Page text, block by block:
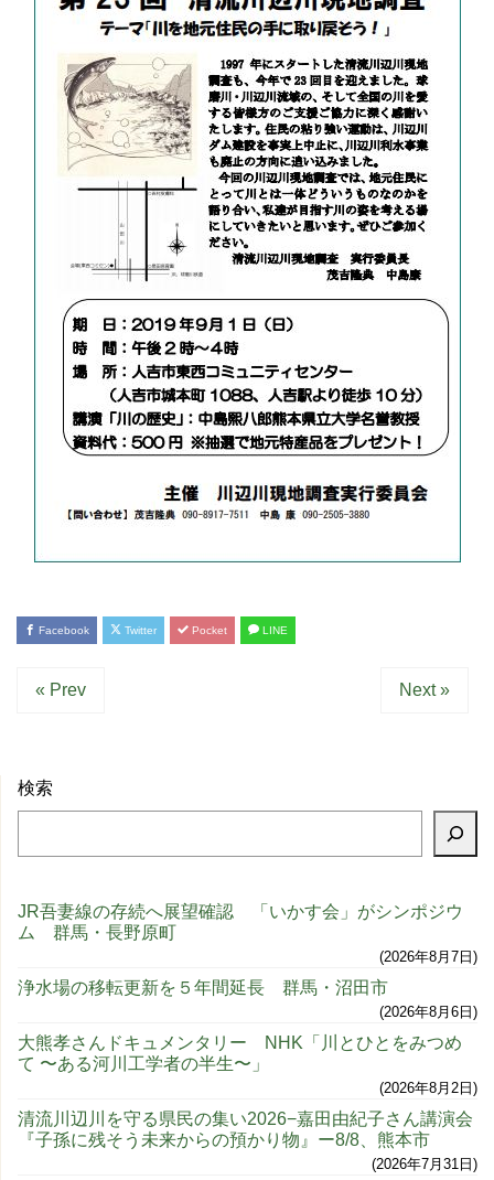
Facebook Twitter Pocket LINE
« Prev Next »
検索
JR吾妻線の存続へ展望確認 「いかす会」がシンポジウ
ム 群馬・長野原町
2026年8月7日
浄水場の移転更新を５年間延長 群馬・沼田市
2026年8月6日
大熊孝さんドキュメンタリー NHK「川とひとをみつめ
て 〜ある河川工学者の半生〜」
2026年8月2日
清流川辺川を守る県民の集い2026−嘉田由紀子さん講演会
『子孫に残そう未来からの預かり物』ー8/8、熊本市
2026年7月31日